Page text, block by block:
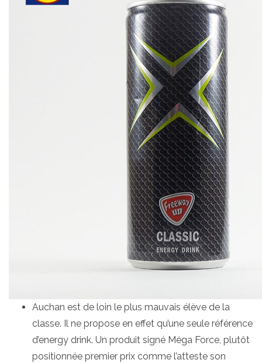
Auchan est de loin le plus mauvais élève de la
classe. Il ne propose en effet qu’une seule référence
d’energy drink. Un produit signé Méga Force, plutôt
positionnée premier prix comme l’atteste son